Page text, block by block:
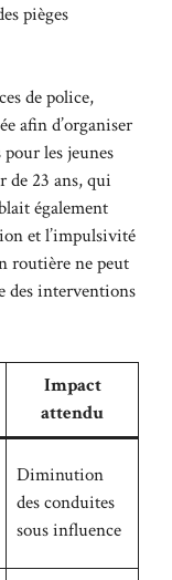
pièges
de police,
afin d’organiser
les jeunes
de 23 ans, qui
également
et l’impulsivité
routière ne peut
des interventions
Impact
attendu
Diminution
des conduites
sous influence